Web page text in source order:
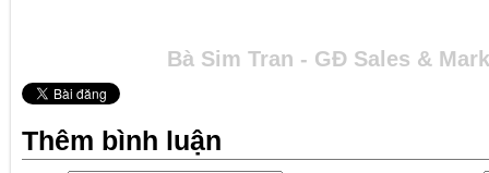
Bà Sim Tran - GĐ Sales &
Thêm bình luận